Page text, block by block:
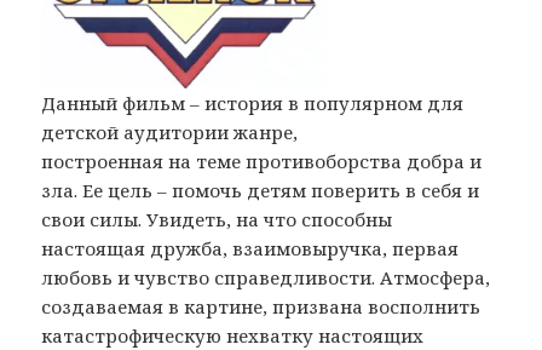
Данный фильм – история в популярном для
детской аудитории жанре,
построенная на теме противоборства добра и
зла. Ее цель – помочь детям поверить в себя и
свои силы. Увидеть, на что способны
настоящая дружба, взаимовыручка, первая
любовь и чувство справедливости. Атмосфера,
создаваемая в картине, призвана восполнить
катастрофическую нехватку настоящих